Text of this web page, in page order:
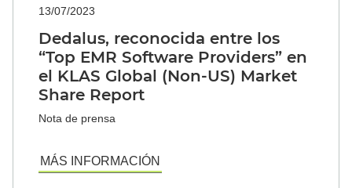
13/07/2023
Dedalus, reconocida entre los
“Top EMR Software Providers” en
el KLAS Global (Non-US) Market
Share Report
Nota de prensa
MÁS INFORMACIÓN